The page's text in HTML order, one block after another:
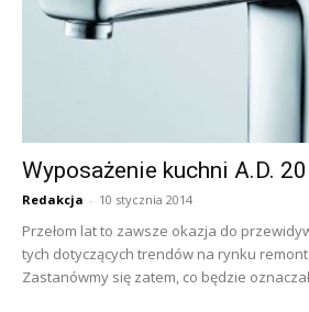
Wyposażenie kuchni A.D.
Redakcja - 10 stycznia 2014
Przełom lat to zawsze okazja do
tych dotyczących trendów na rynku
Zastanówmy się zatem, co będzie